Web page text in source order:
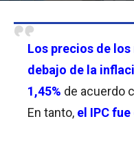
Los precios de
debajo de la
1,45% de acuerdo
En tanto, el IPC fue